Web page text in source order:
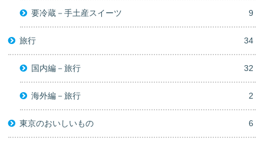
要冷蔵－手土産スイーツ 9
旅行 34
国内編－旅行 32
海外編－旅行 2
東京のおいしいもの 6